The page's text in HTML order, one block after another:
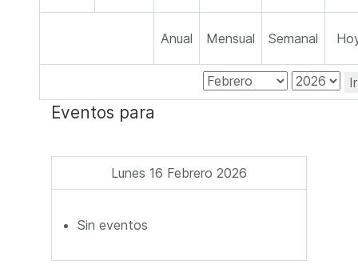
Anual Mensual Semanal
Eventos para
Lunes 16 Febrero 2026
Sin eventos